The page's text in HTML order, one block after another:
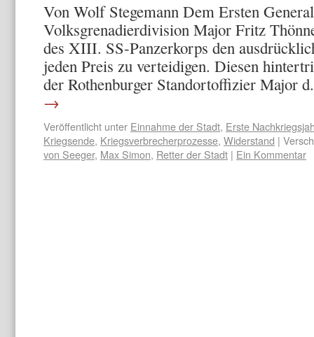
Von Wolf Stegemann Dem Ersten
Volksgrenadierdivision Major Fritz
des XIII. SS-Panzerkorps den
jeden Preis zu verteidigen. Diesen
der Rothenburger Standortoffizier
→
Veröffentlicht unter Einnahme der Stadt, Erste
Kriegsende, Kriegsverbrecherprozesse, Widerstand |
von Seeger, Max Simon, Retter der Stadt | Ein Kommentar